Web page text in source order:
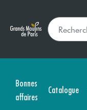
Bonnes
affaires
Catalogue